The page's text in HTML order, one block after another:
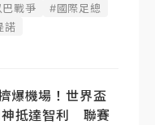
戰爭
#國際足總
諾
爆機場！世界盃
抵達智利 聯賽